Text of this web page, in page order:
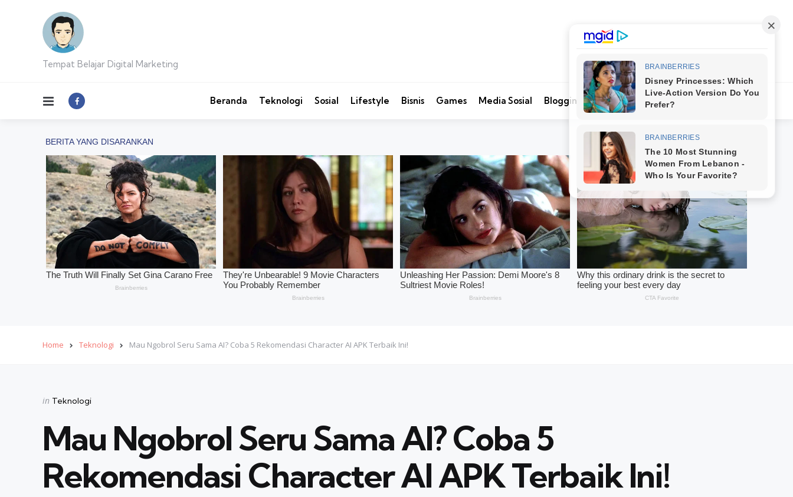
Tempat Belajar Digital Marketing
Menu Beranda Teknologi Sosial Lifestyle Bisnis Games Media Sosial Blogging Search
Home Teknologi Mau Ngobrol Seru Sama AI? Coba 5 Rekomendasi Character AI APK Terbaik Ini!
Categories
Posted
in Teknologi
Mau Ngobrol Seru Sama AI? Coba 5
Rekomendasi Character AI APK Terbaik Ini!